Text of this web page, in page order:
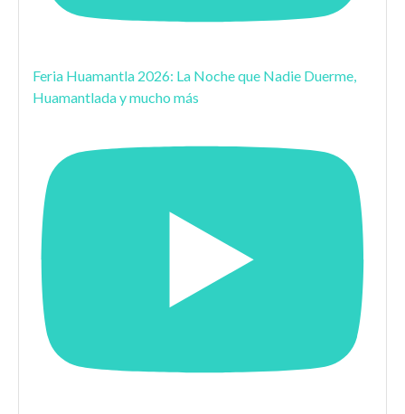
Feria Huamantla 2026: La Noche que Nadie Duerme,
Huamantlada y mucho más